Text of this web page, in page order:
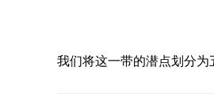
我们将这一带的潜点划分为